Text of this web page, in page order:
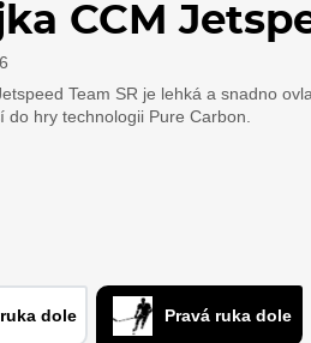
CCM
Team SR je lehká a snadno
do hry technologii Pure Carbon.
dole Pravá ruka dole